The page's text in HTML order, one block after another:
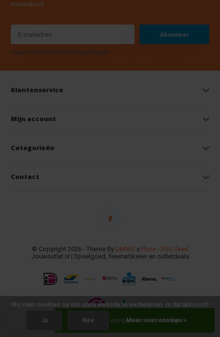
+ Toevoegen aan winkelwagen
nieuwsbrief
Abonneer
* Lees hier de wettelijke beperkingen
Klantenservice
Mijn account
Categorieën
Contact
© Copyright 2026 - Theme By DMWS x Plus+ - RSS-feed
Jouwoutlet.nl | Speelgoed, feestartikelen en outletdeals
Wij slaan cookies op om onze website te verbeteren. Is dat akkoord?
Ja Nee Meer over cookies »